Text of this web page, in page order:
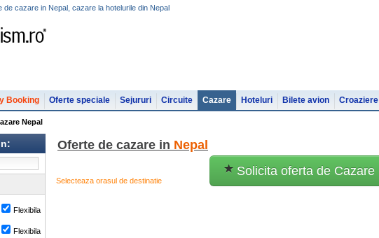
de cazare in Nepal, cazare la hotelurile din Nepal
Booking Oferte speciale Sejururi Circuite Cazare Hoteluri Bilete avion Croaziere
Nepal
Flexibila
Flexibila
Oferte de cazare in Nepal
Solicita oferta de Cazare
Selecteaza orasul de destinatie